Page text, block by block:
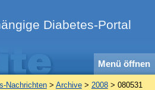
Diabetes-Portal
Menü öffnen
Nachrichten> Archive> 2008> 080531